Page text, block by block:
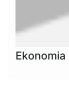
Ekonomia